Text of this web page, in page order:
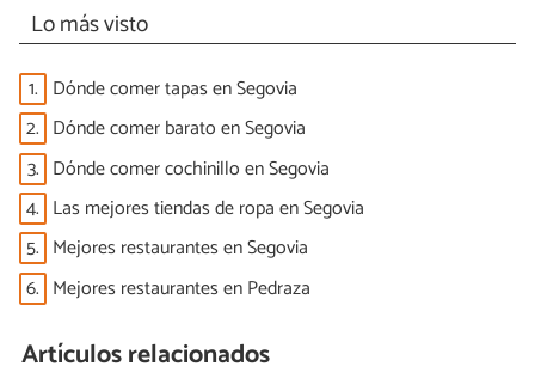
Lo más visto
1. Dónde comer tapas en Segovia
2. Dónde comer barato en Segovia
3. Dónde comer cochinillo en Segovia
4. Las mejores tiendas de ropa en Segovia
5. Mejores restaurantes en Segovia
6. Mejores restaurantes en Pedraza
Artículos relacionados